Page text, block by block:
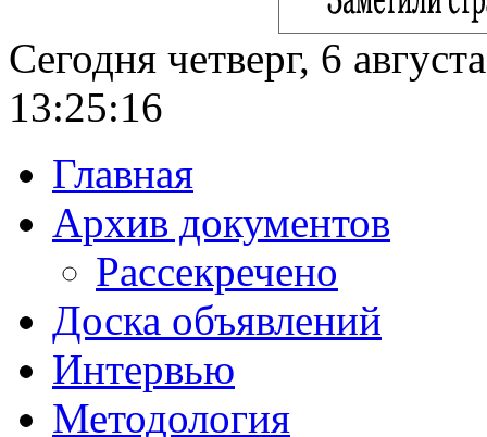
Сегодня четверг, 6
13:25:17
Главная
Архив документов
Рассекречено
Доска объявлений
Интервью
Методология